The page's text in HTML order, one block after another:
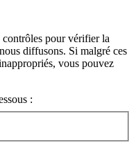
contrôles pour vérifier la
diffusons. Si malgré ces
vous pouvez
: